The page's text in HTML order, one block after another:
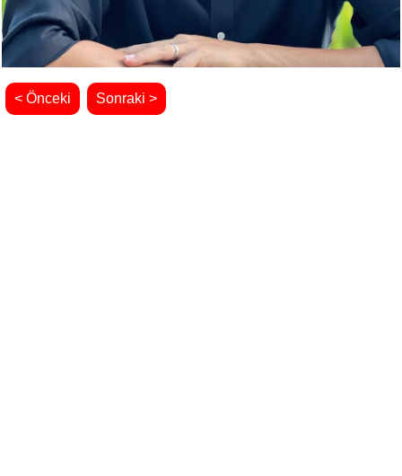
< Önceki Sonraki >